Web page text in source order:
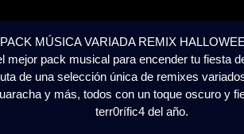
MÚSICA VARIADA REMIX
mejor pack musical para encender tu fiesta
de una selección única de remixes
y más, todos con un toque oscuro y
terr0rífic4 del año.